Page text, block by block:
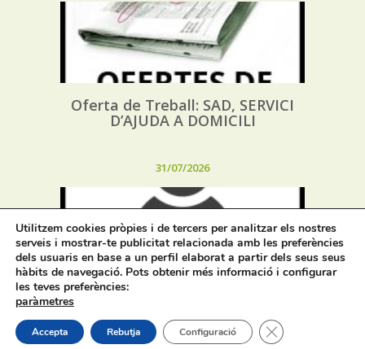
Oferta de Treball: SAD, SERVICI
D’AJUDA A DOMICILI
31/07/2026
Procés selectiu 1 plaça tècnic/a de
joventut – torn lliure – oposició
Utilitzem cookies pròpies i de tercers per analitzar els nostres
serveis i mostrar-te publicitat relacionada amb les preferències
dels usuaris en base a un perfil elaborat a partir dels seus seus
hàbits de navegació. Pots obtenir més informació i configurar
les teves preferències:
paràmetres
Accepta Rebutja Configuració Tanca el bàner de